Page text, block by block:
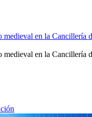
medieval en la Cancillería
medieval en la Cancillería